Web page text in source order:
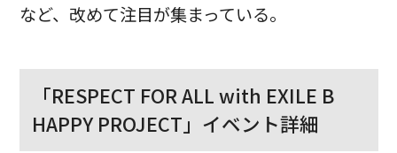
など、改めて注目が集まっている。
「RESPECT FOR ALL with EXILE B
HAPPY PROJECT」イベント詳細